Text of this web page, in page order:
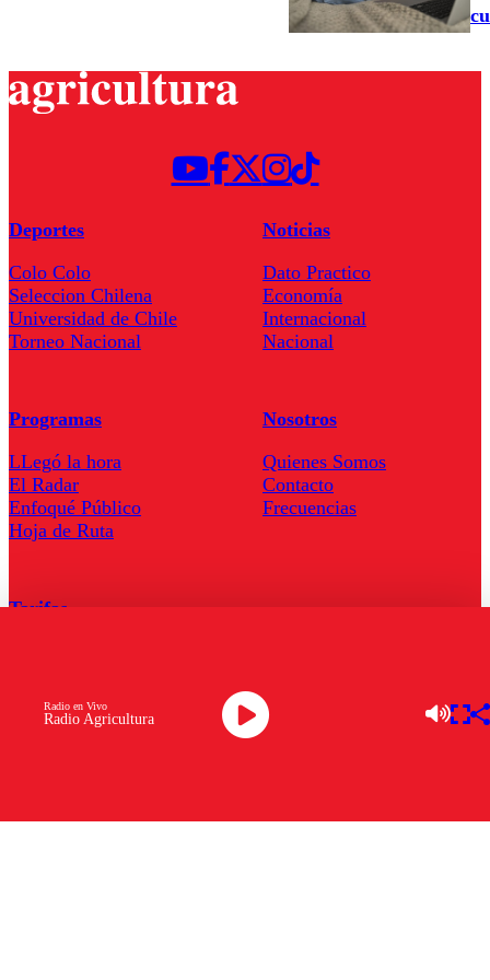
Radio Agricultura
Radio en Vivo
Deportes
Colo Colo
Seleccion Chilena
Universidad de Chile
Torneo Nacional
Noticias
Dato Practico
Economía
Internacional
Nacional
Programas
LLegó la hora
El Radar
Enfoqué Público
Hoja de Ruta
Nosotros
Quienes Somos
Contacto
Frecuencias
Tarifas
Descarga la APP